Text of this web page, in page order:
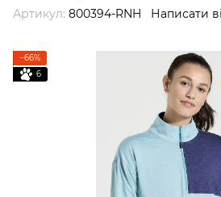
Артикул: 800394-RNH Написати
−66%
6